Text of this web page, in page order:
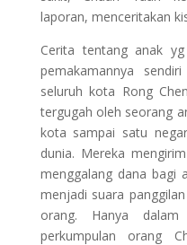
laporan, menceritakan
Cerita tentang anak
pemakamannya
seluruh kota Rong
tergugah oleh seorang
kota sampai satu
dunia. Mereka
menggalang dana bagi
menjadi suara
orang. Hanya
perkumpulan orang